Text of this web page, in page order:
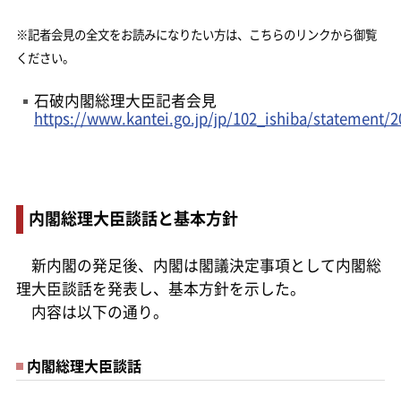
※記者会見の全文をお読みになりたい方は、こちらのリンクから御覧
ください。
石破内閣総理大臣記者会見
https://www.kantei.go.jp/jp/102_ishiba/statement/
内閣総理大臣談話と基本方針
新内閣の発足後、内閣は閣議決定事項として内閣総
理大臣談話を発表し、基本方針を示した。
内容は以下の通り。
内閣総理大臣談話